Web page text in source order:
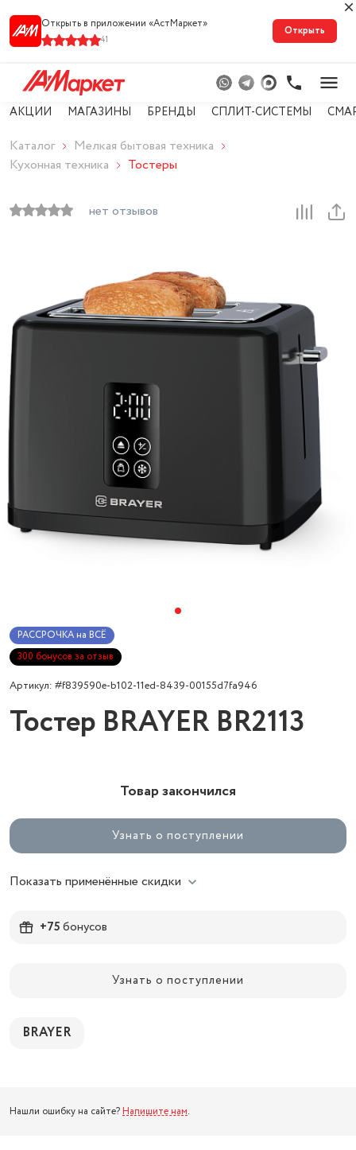
Открыть в приложении «АстМарке‪т‬»
41
Открыть
АКЦИИ МАГАЗИНЫ БРЕНДЫ СПЛИТ-СИСТЕМЫ
Каталог
Мелкая бытовая техника
Кухонная техника
Тостеры
нет отзывов
РАССРОЧКА на ВСЁ
300 бонусов за отзыв
Артикул: #f839590e-b102-11ed-8439-00155d7fa946
Тостер BRAYER BR2113
Товар закончился
Узнать о поступлении
Показать применённые скидки
+75бонусов
Узнать о поступлении
BRAYER
Нашли ошибку на сайте? Напишите нам.